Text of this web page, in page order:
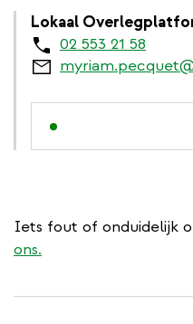
Lokaal
02 553 21 58
Iets fout of onduidelijk
ons.